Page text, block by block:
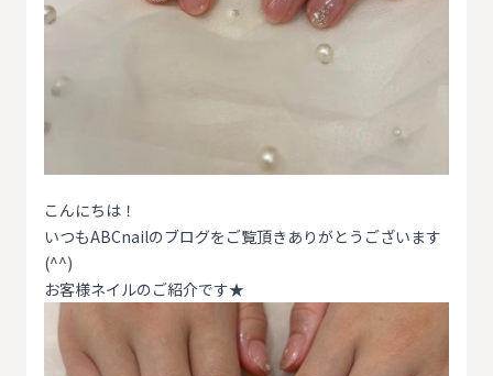
こんにちは！
いつもABCnailのブログをご覧頂きありがとうございます
(^^)
お客様ネイルのご紹介です★